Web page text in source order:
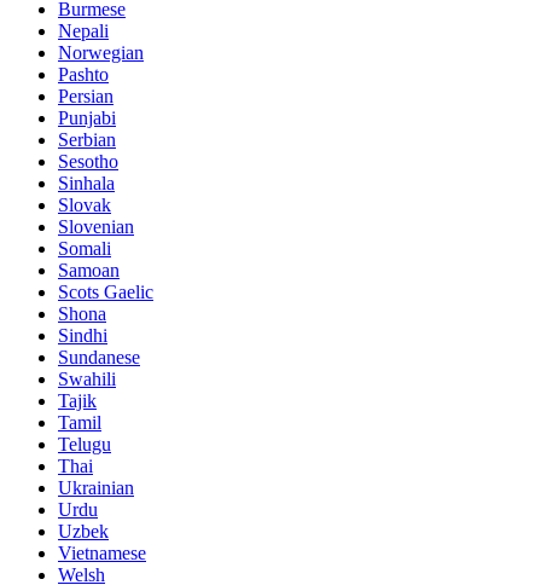
Burmese
Nepali
Norwegian
Pashto
Persian
Punjabi
Serbian
Sesotho
Sinhala
Slovak
Slovenian
Somali
Samoan
Scots Gaelic
Shona
Sindhi
Sundanese
Swahili
Tajik
Tamil
Telugu
Thai
Ukrainian
Urdu
Uzbek
Vietnamese
Welsh